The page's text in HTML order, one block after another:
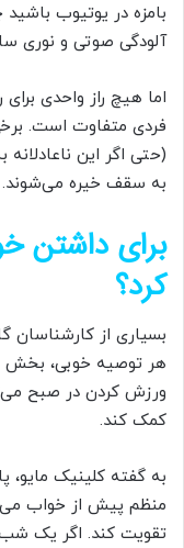
بامزه در یوتیوب
آلودگی صوتی و نوری
اما هیچ راز واحدی
فردی متفاوت است. برخی
(حتی اگر این
به سقف خیره می‌شوند.
برای داشتن
کرد؟
بسیاری از کارشناسان
هر توصیه خوبی، بخش
ورزش کردن در صبح
کمک کند.
به گفته کلینیک مایو،
منظم پیش از خواب
تقویت کند. اگر یک